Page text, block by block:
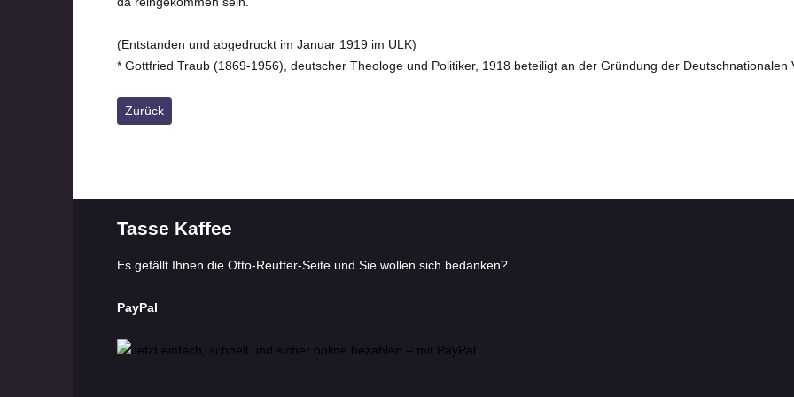
(Entstanden und abgedruckt im Januar 1919 im ULK)
* Gottfried Traub (1869-1956), deutscher Theologe und Politiker, 1918 beteiligt an der Gründung der Deutschnationalen
Vorheriger Beitrag: Ei, wer tommt denn da
Zurück
Tasse Kaffee
Es gefällt Ihnen die Otto-Reutter-Seite und Sie wollen sich bedanken?
PayPal